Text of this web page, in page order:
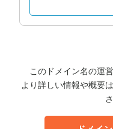
このドメイン名の運
より詳しい情報や概要